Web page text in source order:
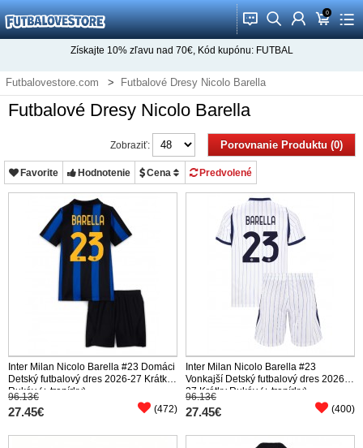
󰂱 󰂨 󰃳 0
󰃦 󰃖
Získajte 10%zľavu nad 70€, Kód kupónu: FUTBAL
Futbalovestore.com Futbalové Dresy Nicolo Barella
Futbalové Dresy Nicolo Barella
Porovnanie Produktu (0)
Zobraziť:
Favorite Hodnotenie Cena Predvolené
Inter Milan Nicolo Barella #23 Domáci
Detský futbalový dres 2026-27 Krátky
Rukáv (+ trenírky)
96.13€
27.45€ (472)
Inter Milan Nicolo Barella #23
Vonkajší Detský futbalový dres 2026-
27 Krátky Rukáv (+ trenírky)
96.13€
27.45€ (400)